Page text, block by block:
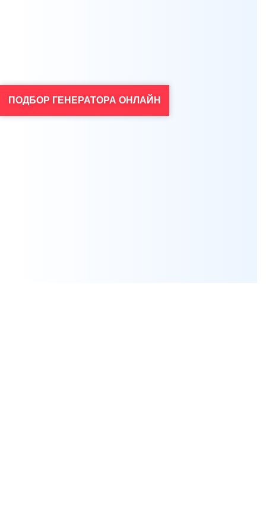
ПОДБОР ГЕНЕРАТОРА ОНЛАЙН